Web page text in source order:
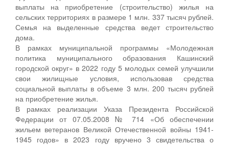
выплаты на приобретение (строительство) жилья на
сельских территориях в размере 1 млн. 337 тысяч рублей.
Семья на выделенные средства ведет строительство
дома.
В рамках муниципальной программы «Молодежная
политика муниципального образования Кашинский
городской округ» в 2022 году 5 молодых семей улучшили
свои жилищные условия, использовав средства
социальной выплаты в объеме 3 млн. 200 тысяч рублей
на приобретение жилья.
В рамках реализации Указа Президента Российской
Федерации от 07.05.2008 № 714 «Об обеспечении
жильем ветеранов Великой Отечественной войны 1941-
1945 годов» в 2023 году вручено 3 свидетельства о